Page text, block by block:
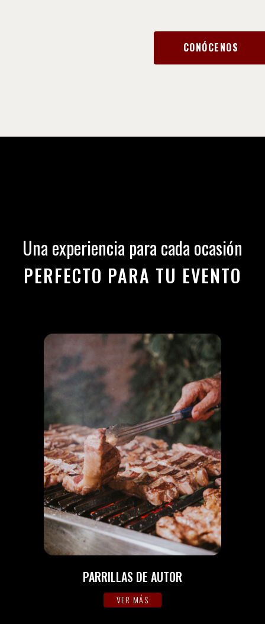
CONÓCENOS
Una experiencia para cada ocasión
PERFECTO PARA TU EVENTO
PARRILLAS DE AUTOR
VER MÁS